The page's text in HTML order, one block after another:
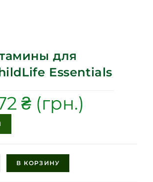
для
Essentials
₴
В КОРЗИНУ